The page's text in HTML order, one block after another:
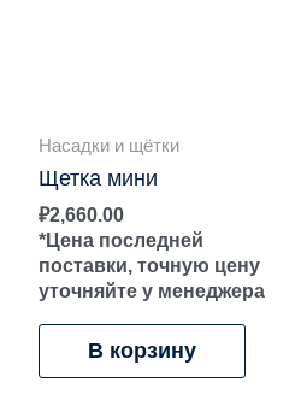
Насадки и щётки
Щетка мини
₽2,660.00
*Цена последней
поставки, точную цену
уточняйте у менеджера
В корзину